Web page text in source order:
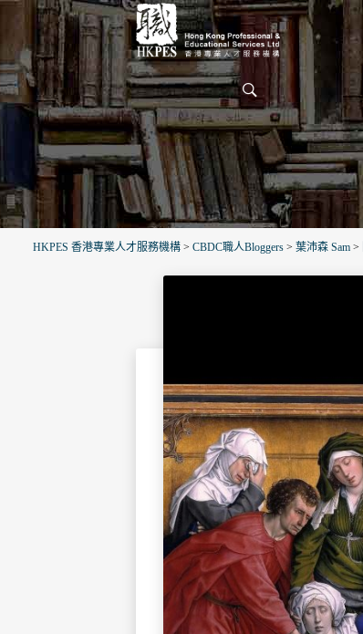
HKPES 香港專業人才服務機構 > CBDC職人Bloggers > 葉沛森 Sam >